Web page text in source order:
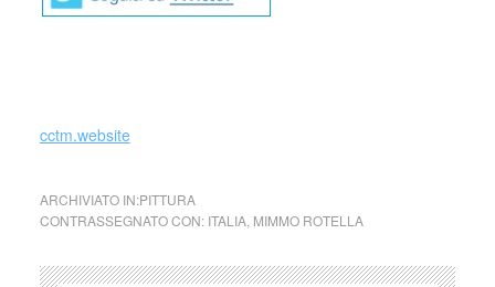
cctm.website
ARCHIVIATO IN:PITTURA
CONTRASSEGNATO CON: ITALIA, MIMMO ROTELLA